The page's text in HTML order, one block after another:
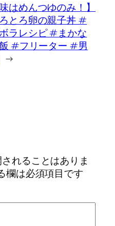
味はめんつゆのみ！】
とろ卵の親子丼 #
ラレシピ #まかな
#フリーター #男
→
れることはありま
欄は必須項目です